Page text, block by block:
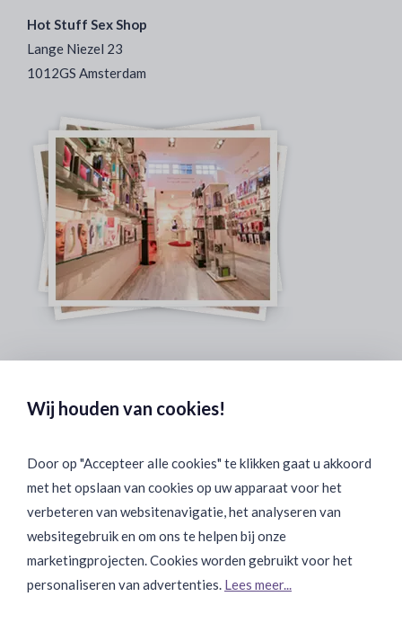
Hot Stuff Sex Shop
Lange Niezel 23
1012GS Amsterdam
Binnen 24 uur Discreet Bezorgd:
Join Onze Community:
Wij houden van cookies!
Door op "Accepteer alle cookies" te klikken gaat u akkoord
met het opslaan van cookies op uw apparaat voor het
verbeteren van websitenavigatie, het analyseren van
websitegebruik en om ons te helpen bij onze
marketingprojecten. Cookies worden gebruikt voor het
personaliseren van advertenties. Lees meer...